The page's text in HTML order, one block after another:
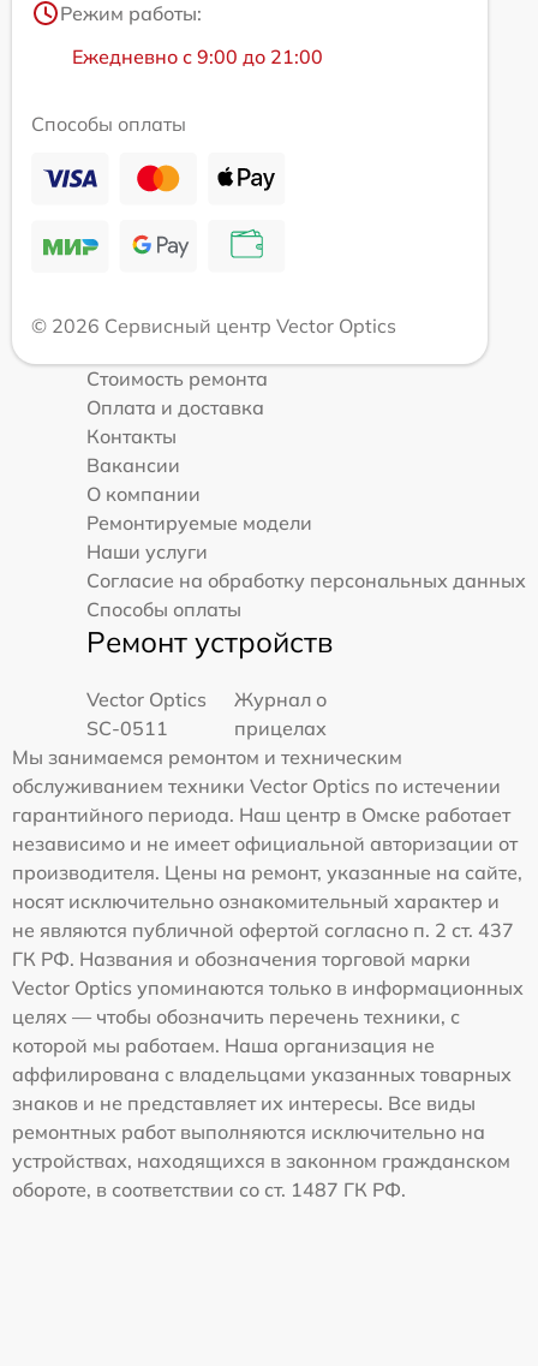
Режим работы:
Ежедневно с 9:00 до 21:00
Способы оплаты
© 2026 Сервисный центр Vector Optics
Стоимость ремонта
Оплата и доставка
Контакты
Вакансии
О компании
Ремонтируемые модели
Наши услуги
Согласие на обработку персональных данных
Способы оплаты
Ремонт устройств
Vector Optics
SC-0511
Журнал о
прицелах
Мы занимаемся ремонтом и техническим
обслуживанием техники Vector Optics по истечении
гарантийного периода. Наш центр в Омске работает
независимо и не имеет официальной авторизации от
производителя. Цены на ремонт, указанные на сайте,
носят исключительно ознакомительный характер и
не являются публичной офертой согласно п. 2 ст. 437
ГК РФ. Названия и обозначения торговой марки
Vector Optics упоминаются только в информационных
целях — чтобы обозначить перечень техники, с
которой мы работаем. Наша организация не
аффилирована с владельцами указанных товарных
знаков и не представляет их интересы. Все виды
ремонтных работ выполняются исключительно на
устройствах, находящихся в законном гражданском
обороте, в соответствии со ст. 1487 ГК РФ.